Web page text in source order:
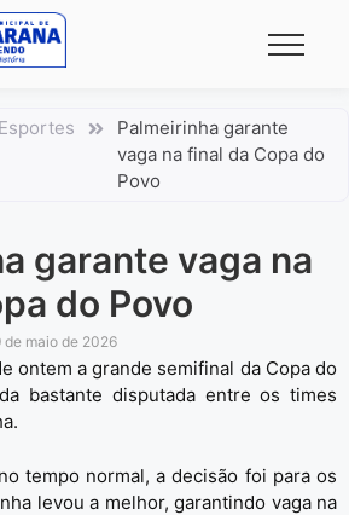
Esportes
Palmeirinha garante
vaga na final da Copa do
Povo
garante vaga na
do Povo
de maio de 2026
ontem a grande semifinal da Copa do
bastante disputada entre os times
tempo normal, a decisão foi para os
levou a melhor, garantindo vaga na